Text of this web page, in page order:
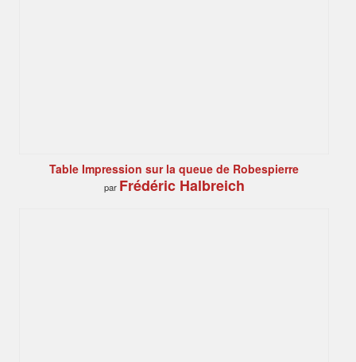
Table Impression sur la queue de Robespierre
par Frédéric Halbreich